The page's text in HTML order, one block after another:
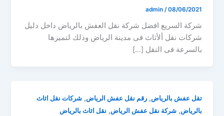
admin /08/06/2021
شركة السريع افضل شركة نقل العفش بالرياض داخل دليل
شركات نقل ألأثاث فى مدينة الرياض وذلك لتميزها
بالسرعة فى النقل […]
تقل عفش بالرياض,رقم نقل عفش الرياض,شركات نقل اثاث
بالرياض,شركة نقل عفش الرياض, نقل اثاث بالرياض